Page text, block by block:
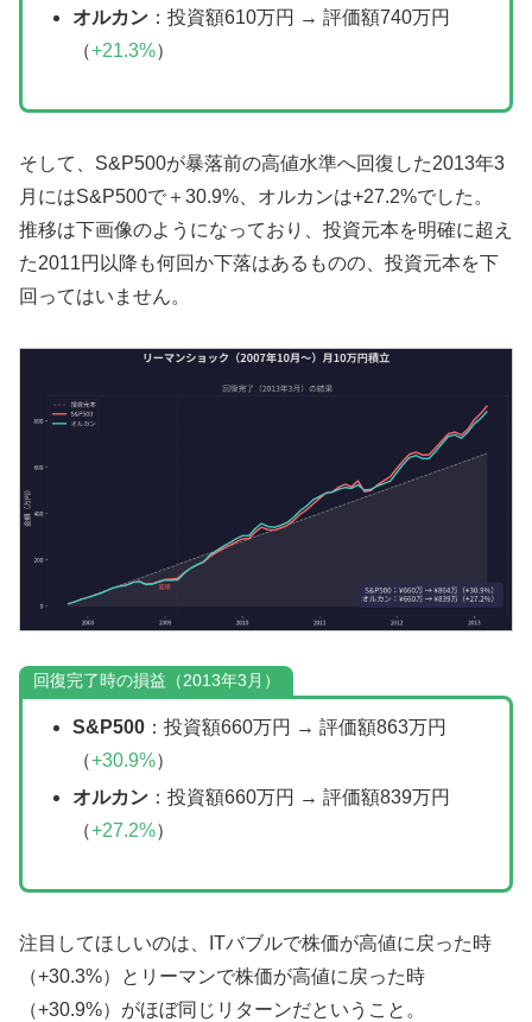
オルカン：投資額610万円 → 評価額740万円
（+21.3%）
そして、S&P500が暴落前の高値水準へ回復した2013年3
月にはS&P500で＋30.9%、オルカンは+27.2%でした。
推移は下画像のようになっており、投資元本を明確に超え
た2011円以降も何回か下落はあるものの、投資元本を下
回ってはいません。
回復完了時の損益（2013年3月）
S&P500：投資額660万円 → 評価額863万円
（+30.9%）
オルカン：投資額660万円 → 評価額839万円
（+27.2%）
注目してほしいのは、ITバブルで株価が高値に戻った時
（+30.3%）とリーマンで株価が高値に戻った時
（+30.9%）がほぼ同じリターンだということ。